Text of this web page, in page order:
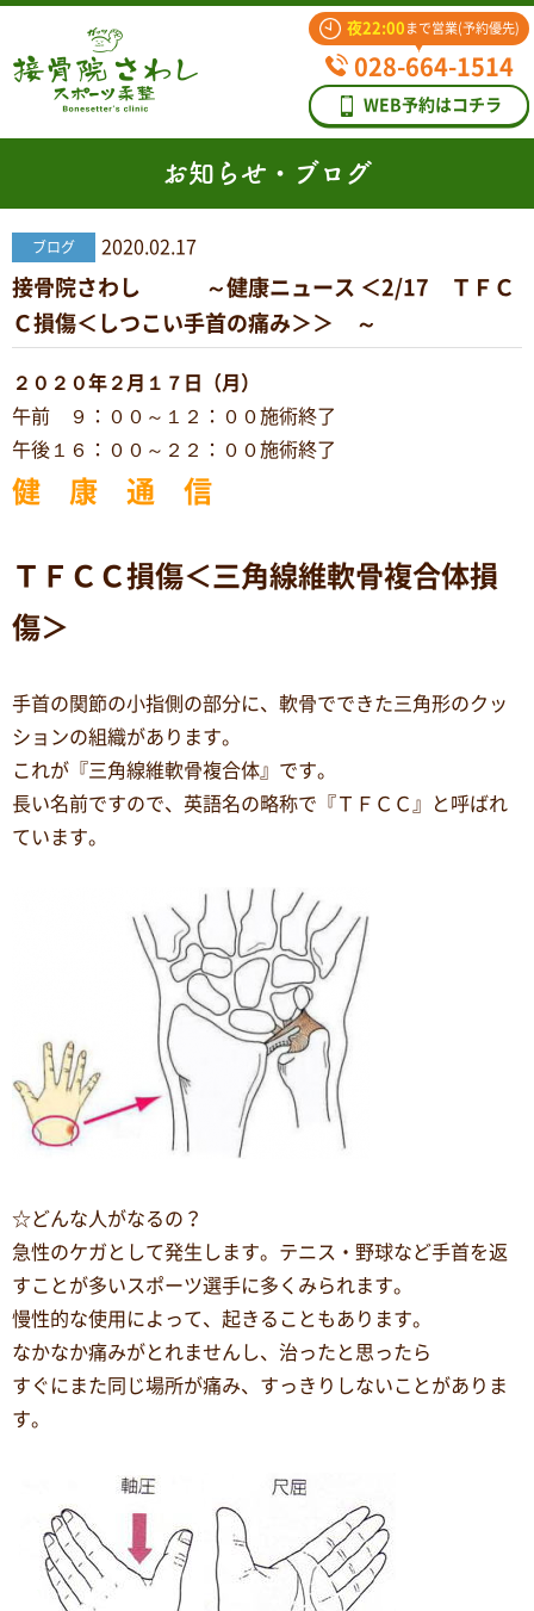
夜22:00 まで営業(予約優先)
028-664-1514
WEB予約はコチラ
お知らせ・ブログ
ブログ 2020.02.17
接骨院さわし ～健康ニュース ＜2/17 ＴＦＣ
Ｃ損傷＜しつこい手首の痛み＞＞ ～
２０２０年２月１７日（月）
午前 ９：００～１２：００施術終了
午後１６：００～２２：００施術終了
健 康 通 信
ＴＦＣＣ損傷＜三角線維軟骨複合体損
傷＞
手首の関節の小指側の部分に、軟骨でできた三角形のクッ
ションの組織があります。
これが『三角線維軟骨複合体』です。
長い名前ですので、英語名の略称で『ＴＦＣＣ』と呼ばれ
ています。
☆どんな人がなるの？
急性のケガとして発生します。テニス・野球など手首を返
すことが多いスポーツ選手に多くみられます。
慢性的な使用によって、起きることもあります。
なかなか痛みがとれませんし、治ったと思ったら
すぐにまた同じ場所が痛み、すっきりしないことがありま
す。